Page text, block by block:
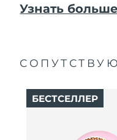
Узнать больше
БЕСТСЕЛЛЕР
Испания
Швейцария